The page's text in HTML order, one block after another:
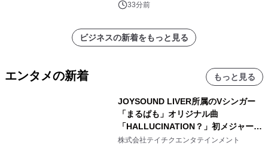
33分前
ビジネスの新着をもっと見る
エンタメの新着 もっと見る
JOYSOUND LIVER所属のVシンガー
「まるぱも」オリジナル曲
「HALLUCINATION？」初メジャー配
信リリース決定！
株式会社テイチクエンタテインメント